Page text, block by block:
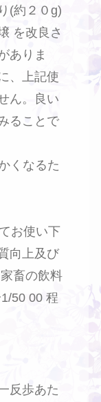
(約２０g)
を改良さ
ありま
、上記使
ん。良い
ることで
くなるた
お使い下
向上及び
畜の飲料
50 00 程
反歩あた